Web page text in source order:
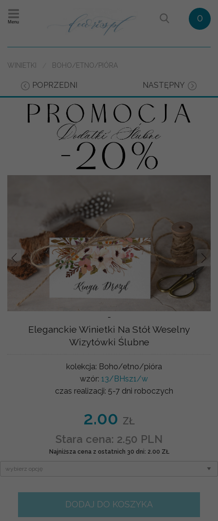
Menu 0
WINIETKI BOHO/ETNO/PIÓRA
POPRZEDNI NASTĘPNY
-
Prev
Eleganckie Winietki Na Stół Weselny
Wizytówki Ślubne
kolekcja: Boho/etno/pióra
wzór: 13/BHsz1/w
czas realizacji: 5-7 dni roboczych
2.00 ZŁ
Stara cena: 2.50 PLN
Najniższa cena z ostatnich 30 dni: 2.00 ZŁ
DODAJ DO KOSZYKA